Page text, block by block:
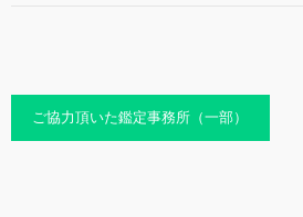
ご協力頂いた鑑定事務所（一部）